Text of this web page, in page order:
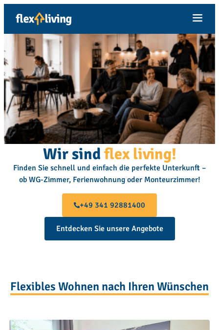
Inhalt
springen
Wir sind flex living!
Finden Sie schnell und einfach die perfekte Unterkunft –
ob WG-Zimmer, Ferienwohnung oder Monteurzimmer!
+49 341 92881400
Entdecken Sie unsere Angebote
Flexibles Wohnen nach Ihren Wünschen